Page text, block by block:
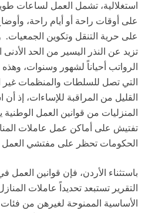
استغلالية، تشمل العمل لساعات
على أوقات راحة أو أيام راحة،
على حرية التنقل وتكوين الجمعيات.
تزيد عن النذر اليسير من الحد الأدنى
الرواتب أحياناً لشهور وسنوات،
التي تصل للسلطات والمنظمات غير
القليل من المراقبة للإساءات، إذ أن
المنزليات من قوانين العمل الوطنية
تفتيش على أماكن عمل عاملات
الحكومات تحظر على مفتشي العمل
باستثناء الأردن، فإن قوانين العمل
التقرير تستبعد تحديداً عاملات
الأساسية الممنوحة لغيرهن من